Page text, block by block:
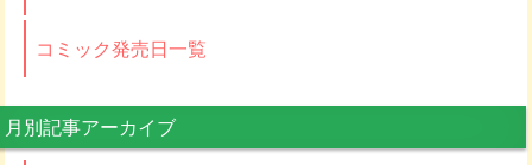
コミック発売日一覧
月別記事アーカイブ